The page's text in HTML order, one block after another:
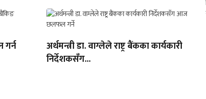
गर्न
अर्थमन्त्री डा. वाग्लेले राष्ट्र बैंकका कार्यकारी
निर्देशकसँग...